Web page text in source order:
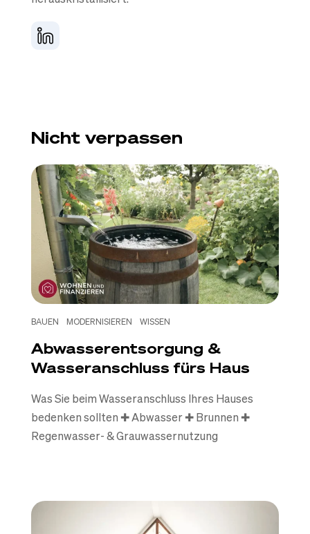
Nicht verpassen
BAUEN MODERNISIEREN WISSEN
Abwasserentsorgung &
Wasseranschluss fürs Haus
Was Sie beim Wasseranschluss Ihres Hauses
bedenken sollten ✚ Abwasser ✚ Brunnen ✚
Regenwasser- & Grauwassernutzung